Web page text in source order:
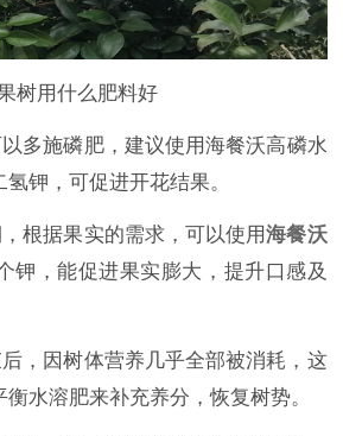
树用什么肥料好
多施磷肥， 建议使用海餐沃高磷水
氢钾 ，可促进开花结果。
根据果实的需求， 可以使用海餐沃
钾，能促进果实膨大， 提升口感及
，因树体营养几乎全部被消耗， 这
衡水溶肥来补充养分 ，恢复树势。